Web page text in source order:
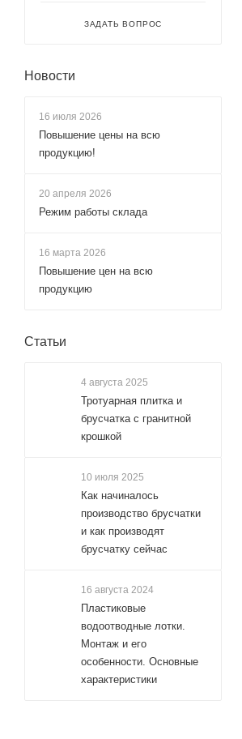
ЗАДАТЬ ВОПРОС
Новости
16 июля 2026
Повышение цены на всю
продукцию!
20 апреля 2026
Режим работы склада
16 марта 2026
Повышение цен на всю
продукцию
Статьи
4 августа 2025
Тротуарная плитка и
брусчатка с гранитной
крошкой
10 июля 2025
Как начиналось
производство брусчатки
и как производят
брусчатку сейчас
16 августа 2024
Пластиковые
водоотводные лотки.
Монтаж и его
особенности. Основные
характеристики